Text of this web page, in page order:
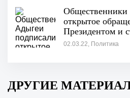
Общественники
открытое
Президентом и
02.03.22, Политика
ДРУГИЕ